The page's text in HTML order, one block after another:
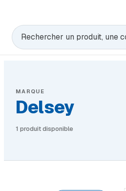
Rechercher
MARQUE
Delsey
1 produit disponible